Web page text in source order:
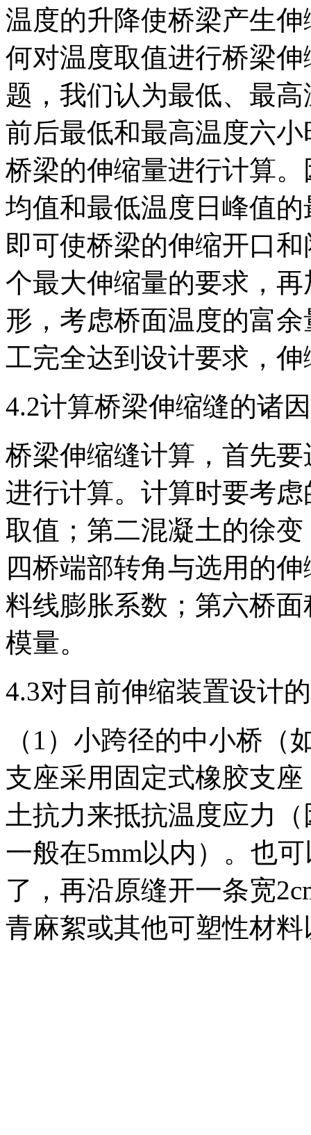
温度的升降使桥梁产生
何对温度取值进行桥梁
题，我们认为最低、最
前后最低和最高温度六
桥梁的伸缩量进行计算
均值和最低温度日峰值
即可使桥梁的伸缩开口
个最大伸缩量的要求，
形，考虑桥面温度的富
工完全达到设计要求，
4.2计算桥梁伸缩缝的诸
桥梁伸缩缝计算，首先
进行计算。计算时要考
取值；第二混凝土的徐
四桥端部转角与选用的
料线膨胀系数；第六桥
模量。
4.3对目前伸缩装置设计
（1）小跨径的中小桥（
支座采用固定式橡胶支
土抗力来抵抗温度应力
一般在5mm以内）。也
了，再沿原缝开一条宽
青麻絮或其他可塑性材